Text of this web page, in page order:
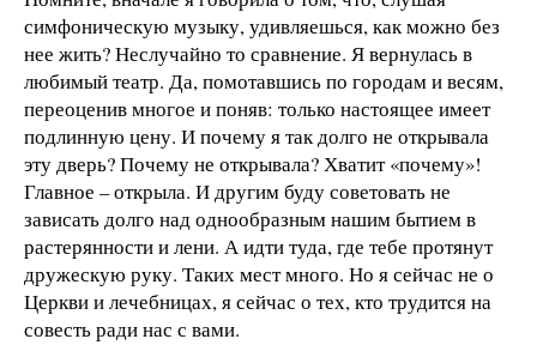
симфоническую музыку, удивляешься, как можно без
нее жить? Неслучайно то сравнение. Я вернулась в
любимый театр. Да, помотавшись по городам и весям,
переоценив многое и поняв: только настоящее имеет
подлинную цену. И почему я так долго не открывала
эту дверь? Почему не открывала? Хватит «почему»!
Главное – открыла. И другим буду советовать не
зависать долго над однообразным нашим бытием в
растерянности и лени. А идти туда, где тебе протянут
дружескую руку. Таких мест много. Но я сейчас не о
Церкви и лечебницах, я сейчас о тех, кто трудится на
совесть ради нас с вами.